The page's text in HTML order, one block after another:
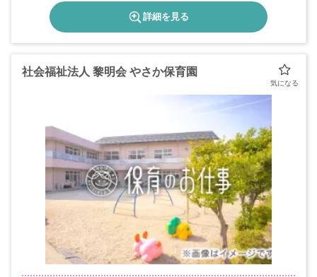
詳細を見る
社会福祉法人 黎明会 やさか保育園